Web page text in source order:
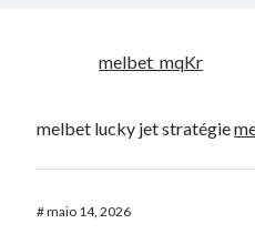
melbet_mqKr
melbet lucky jet stratégie
#maio 14, 2026